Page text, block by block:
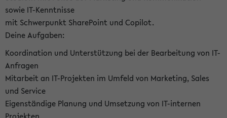
sowie IT-Kenntnisse
mit Schwerpunkt SharePoint und Copilot.
Deine Aufgaben:
Koordination und Unterstützung bei der Bearbeitung von IT-
Anfragen
Mitarbeit an IT-Projekten im Umfeld von Marketing, Sales
und Service
Eigenständige Planung und Umsetzung von IT-internen